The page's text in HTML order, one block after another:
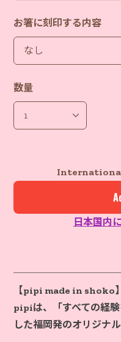
お箸に刻印する内容
数量
日本国内
【pipi made in shoko】
pipiは、「すべての経
した福岡発のオリジナ